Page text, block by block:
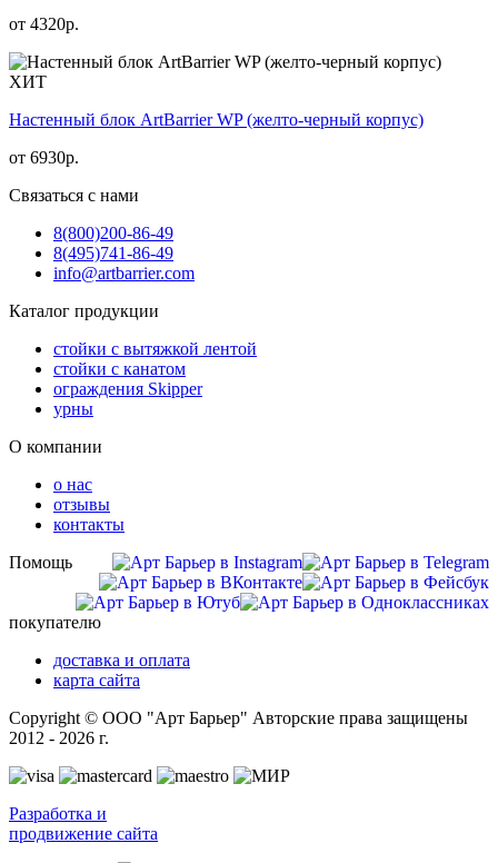
от 4320р.
ХИТ
Настенный блок ArtBarrier WP (желто-черный корпус)
от 6930р.
Связаться с нами
8(800)200-86-49
8(495)741-86-49
info@artbarrier.com
Каталог продукции
стойки с вытяжкой лентой
стойки с канатом
ограждения Skipper
урны
О компании
о нас
отзывы
контакты
Помощь
покупателю
доставка и оплата
карта сайта
Copyright © ООО "Арт Барьер" Авторские права защищены
2012 - 2026 г.
Разработка и
продвижение сайта